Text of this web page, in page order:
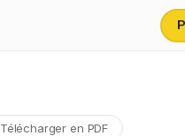
Télécharger en PDF